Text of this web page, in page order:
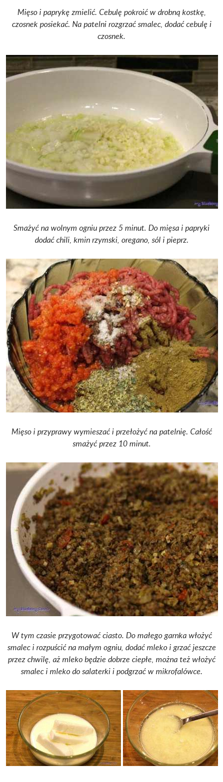
Mięso i paprykę zmielić. Cebulę pokroić w drobną kostkę,
czosnek posiekać. Na patelni rozgrzać smalec, dodać cebulę i
czosnek.
Smażyć na wolnym ogniu przez 5 minut. Do mięsa i papryki
dodać chili, kmin rzymski, oregano, sól i pieprz.
Mięso i przyprawy wymieszać i przełożyć na patelnię. Całość
smażyć przez 10 minut.
W tym czasie przygotować ciasto. Do małego garnka włożyć
smalec i rozpuścić na małym ogniu, dodać mleko i grzać jeszcze
przez chwilę, aż mleko będzie dobrze ciepłe, można też włożyć
smalec i mleko do salaterki i podgrzać w mikrofalówce.